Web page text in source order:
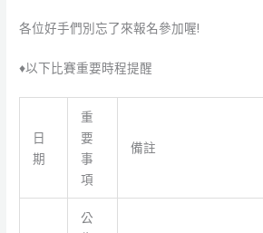
各位好手們別忘了來報名參加喔!
♦以下比賽重要時程提醒
日
期
重
要
事
項
備註
公